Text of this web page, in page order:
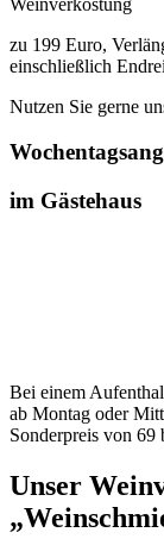
zu 199 Euro,
einschließlich
Nutzen Sie gerne
im Gästehaus
Bei einem
ab Montag oder
Sonderpreis von 69
Unser